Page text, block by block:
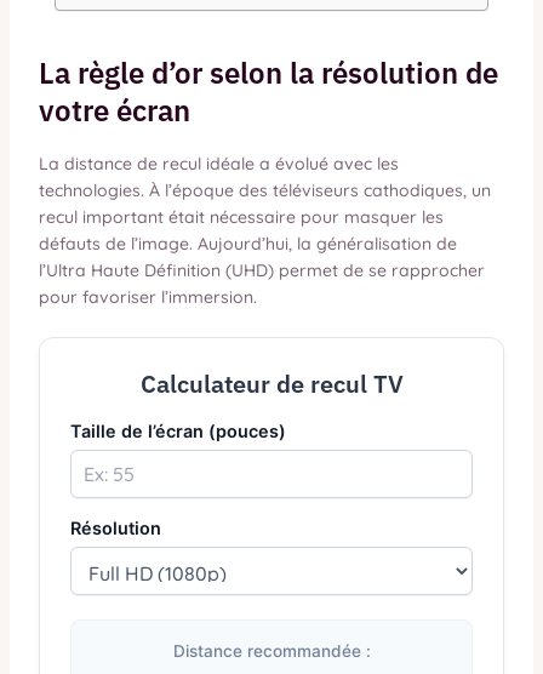
La règle d’or selon la résolution de
votre écran
La distance de recul idéale a évolué avec les
technologies. À l’époque des téléviseurs cathodiques, un
recul important était nécessaire pour masquer les
défauts de l’image. Aujourd’hui, la généralisation de
l’Ultra Haute Définition (UHD) permet de se rapprocher
pour favoriser l’immersion.
Calculateur de recul TV
Taille de l’écran (pouces)
Résolution
Distance recommandée :